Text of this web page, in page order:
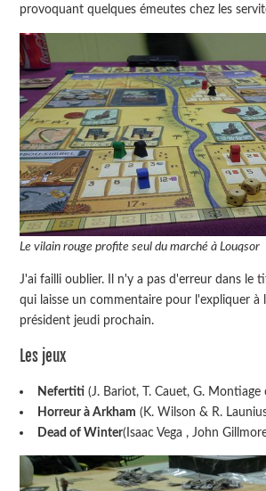
provoquant quelques émeutes chez les
Le vilain rouge profite seul du marché à Louqsor
J'ai failli oublier. Il n'y a pas d'erreur dans le
qui laisse un commentaire pour l'expliquer à
président jeudi prochain.
Les jeux
Nefertiti(J. Bariot, T. Cauet, G. Montiage
Horreur à Arkham (K. Wilson & R.
Dead of Winter(Isaac Vega , John